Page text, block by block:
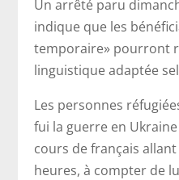
Un arrêté paru
indique que les
temporaire» pourront
linguistique adaptée
Les personnes
fui la guerre en
cours de français
heures, à compter de